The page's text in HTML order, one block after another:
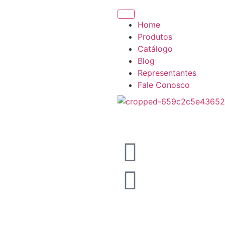
Home
Produtos
Catálogo
Blog
Representantes
Fale Conosco